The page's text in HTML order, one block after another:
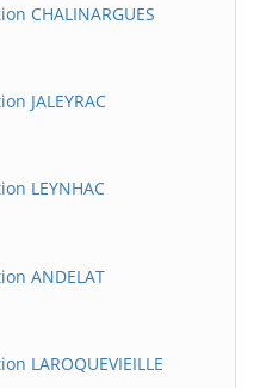
CHALINARGUES
JALEYRAC
LEYNHAC
ANDELAT
LAROQUEVIEILLE